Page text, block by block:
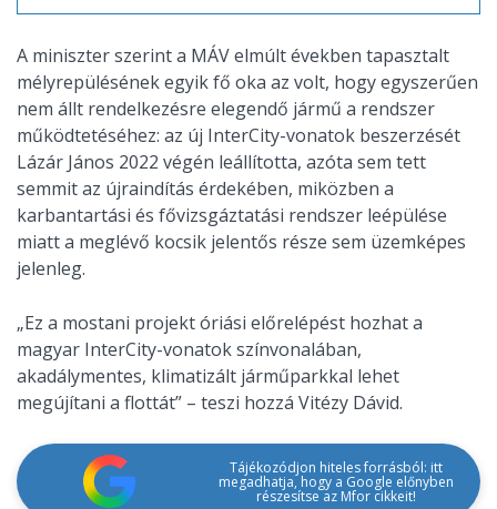
A miniszter szerint a MÁV elmúlt években tapasztalt
mélyrepülésének egyik fő oka az volt, hogy egyszerűen
nem állt rendelkezésre elegendő jármű a rendszer
működtetéséhez: az új InterCity-vonatok beszerzését
Lázár János 2022 végén leállította, azóta sem tett
semmit az újraindítás érdekében, miközben a
karbantartási és fővizsgáztatási rendszer leépülése
miatt a meglévő kocsik jelentős része sem üzemképes
jelenleg.
„Ez a mostani projekt óriási előrelépést hozhat a
magyar InterCity-vonatok színvonalában,
akadálymentes, klimatizált járműparkkal lehet
megújítani a flottát” – teszi hozzá Vitézy Dávid.
Tájékozódjon hiteles forrásból: itt
megadhatja, hogy a Google előnyben
részesítse az Mfor cikkeit!